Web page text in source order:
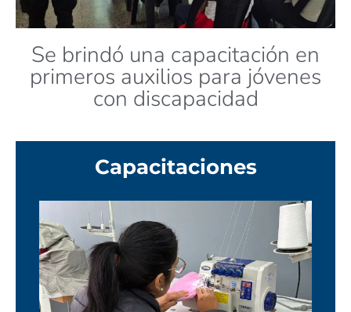
Se brindó una capacitación en
primeros auxilios para jóvenes
con discapacidad
Capacitaciones